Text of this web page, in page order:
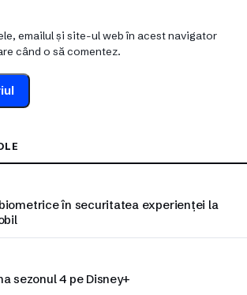
emailul și site-ul web în acest navigator
când o să comentez.
în securitatea experienței la
sezonul 4 pe Disney+